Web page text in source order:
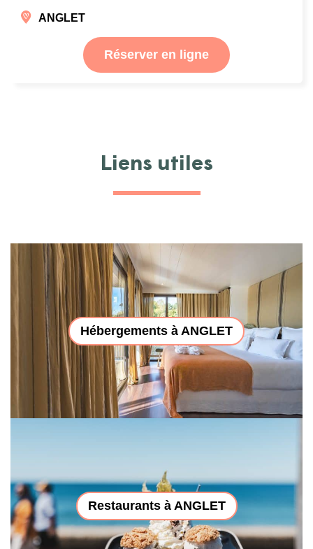
ANGLET
Réserver en ligne
Liens utiles
Hébergements à ANGLET
Restaurants à ANGLET